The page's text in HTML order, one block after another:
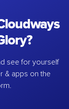
see for yourself
& apps on the